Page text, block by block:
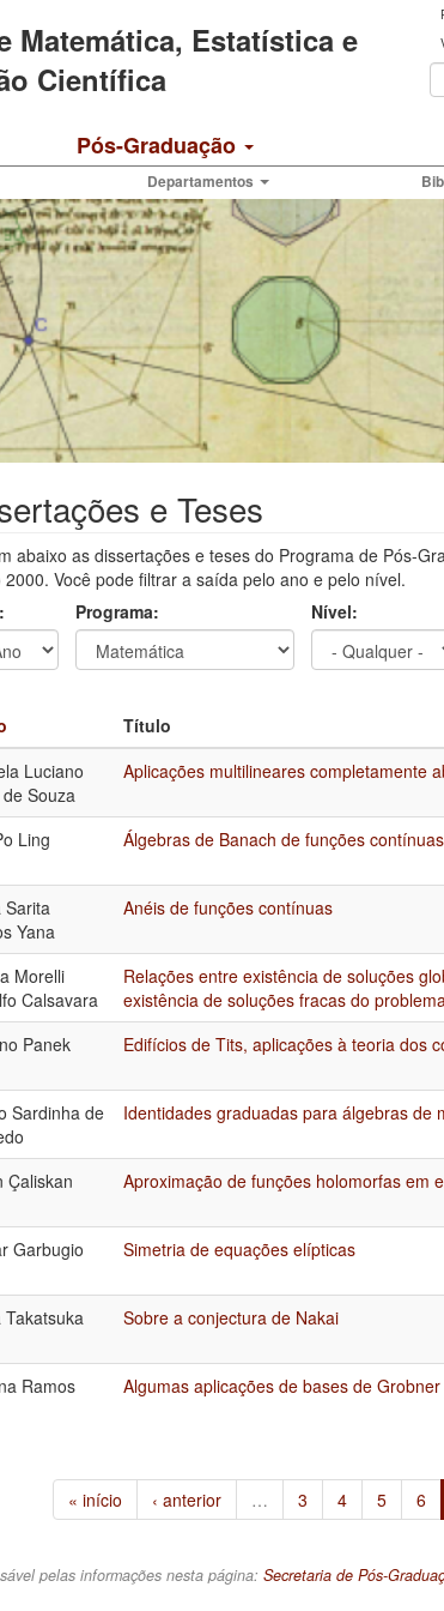
Matemática, Estatística e
Científica
Pós-Graduação
Departamentos
e Teses
abaixo as dissertações e teses do Programa de Pós-
2000. Você pode filtrar a saída pelo ano e pelo nível.
Programa: Nível:
Título
Luciano
Souza
Aplicações multilineares completamente
Ling Álgebras de Banach de funções contínuas
Sarita
Yana
Anéis de funções contínuas
Morelli
Calsavara
Relações entre existência de soluções
existência de soluções fracas do
Panek Edifícios de Tits, aplicações à teoria dos
Sardinha de
Identidades graduadas para álgebras de
Çaliskan Aproximação de funções holomorfas em
Garbugio Simetria de equações elípticas
Takatsuka Sobre a conjectura de Nakai
Ramos Algumas aplicações de bases de
« início ‹ anterior … 3 4 5 6
pelas informações nesta página: Secretaria de Pós-